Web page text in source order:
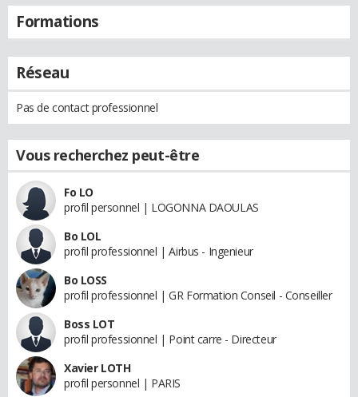
Formations
Réseau
Pas de contact professionnel
Vous recherchez peut-être
Fo LO
profil personnel | LOGONNA DAOULAS
Bo LOL
profil professionnel | Airbus - Ingenieur
Bo LOSS
profil professionnel | GR Formation Conseil - Conseiller
Boss LOT
profil professionnel | Point carre - Directeur
Xavier LOTH
profil personnel | PARIS